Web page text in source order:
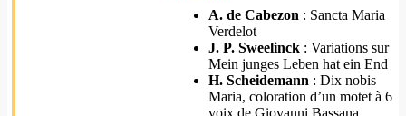
A. de Cabezon : Sancta Maria
Verdelot
J. P. Sweelinck : Variations sur
Mein junges Leben hat ein End
H. Scheidemann : Dix nobis
Maria, coloration d’un motet à 6
voix de Giovanni Bassana